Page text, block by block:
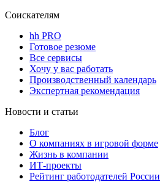
Соискателям
hh PRO
Готовое резюме
Все сервисы
Хочу у вас работать
Производственный календарь
Экспертная рекомендация
Новости и статьи
Блог
О компаниях в игровой форме
Жизнь в компании
ИТ-проекты
Рейтинг работодателей России